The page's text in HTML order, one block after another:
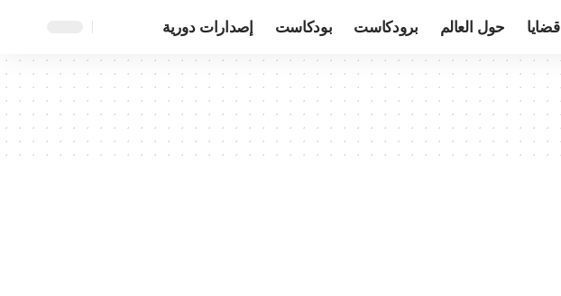
قضايا حول العالم برودكاست بودكاست إصدارات دورية